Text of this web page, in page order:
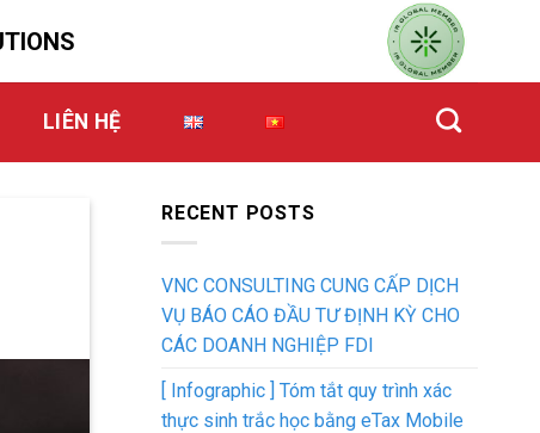
LIÊN HỆ
RECENT POSTS
VNC CONSULTING CUNG CẤP DỊCH
VỤ BÁO CÁO ĐẦU TƯ ĐỊNH KỲ CHO
CÁC DOANH NGHIỆP FDI
[ Infographic ] Tóm tắt quy trình xác
thực sinh trắc học bằng eTax Mobile